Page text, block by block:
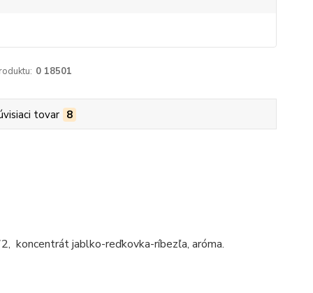
0 18501
tovar 8
koncentrát jablko-reďkovka-ríbezľa, aróma.